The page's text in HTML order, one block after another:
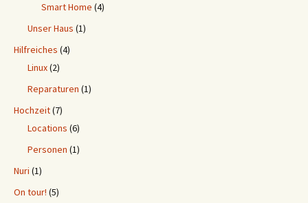
Smart Home (4)
Unser Haus (1)
Hilfreiches (4)
Linux(2)
Reparaturen (1)
Hochzeit(7)
Locations (6)
Personen (1)
Nuri (1)
On tour! (5)